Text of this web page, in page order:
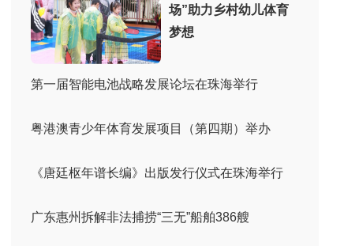
场”助力乡村幼儿体育
梦想
第一届智能电池战略发展论坛在珠海举行
粤港澳青少年体育发展项目（第四期）举办
《唐廷枢年谱长编》出版发行仪式在珠海举行
广东惠州拆解非法捕捞“三无”船舶386艘